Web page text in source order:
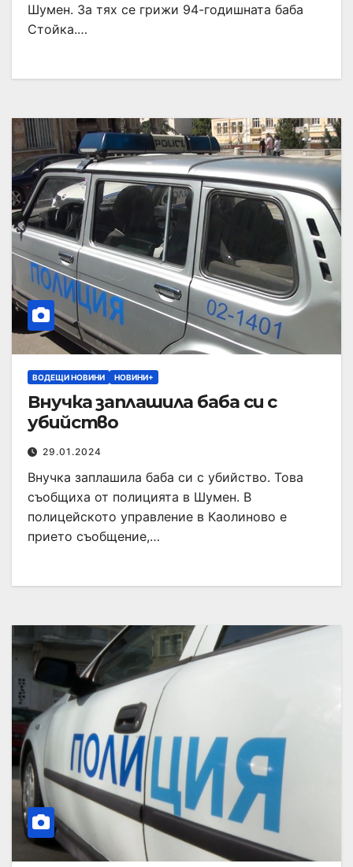
Шумен. За тях се грижи 94-годишната баба
Стойка.…
ВОДЕЩИ НОВИНИ НОВИНИ+
Внучка заплашила баба си с
убийство
29.01.2024
Внучка заплашила баба си с убийство. Това
съобщиха от полицията в Шумен. В
полицейското управление в Каолиново е
прието съобщение,…